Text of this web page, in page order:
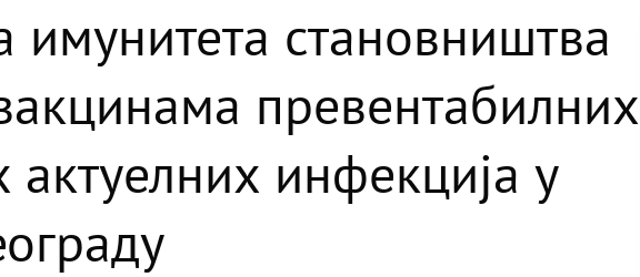
имунитета становништва
превентабилних
актуелних инфекција у